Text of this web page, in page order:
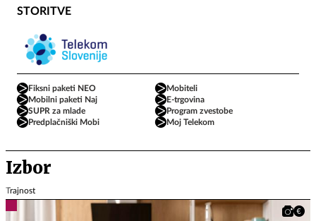
STORITVE
Fiksni paketi NEO
Mobiteli
Mobilni paketi Naj
E-trgovina
SUPR za mlade
Program zvestobe
Predplačniški Mobi
Moj Telekom
Izbor
Trajnost